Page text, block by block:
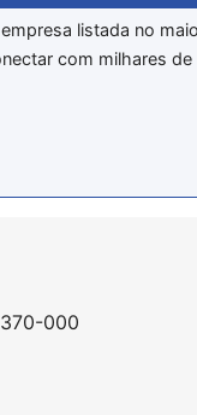
listada no
com milhares de
000